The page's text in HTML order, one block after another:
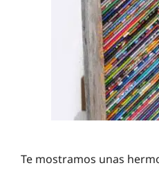
Te mostramos unas